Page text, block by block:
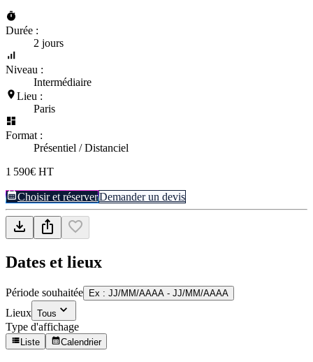
Durée :
2 jours
Niveau :
Intermédiaire
Lieu :
Paris
Format :
Présentiel / Distanciel
1 590€ HT
Choisir et réserverDemander un devis
Dates et lieux
Période souhaitée Ex : JJ/MM/AAAA - JJ/MM/AAAA
Lieux Tous
Type d'affichage
Liste Calendrier